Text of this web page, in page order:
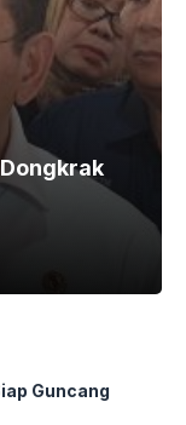
Guncang